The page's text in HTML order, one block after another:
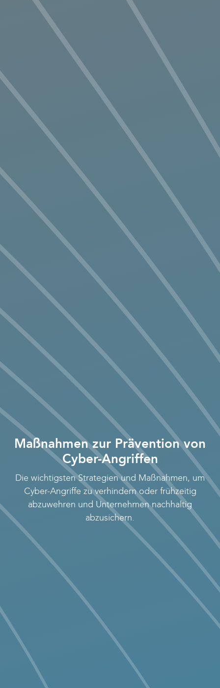
Maßnahmen zur Prävention von
Cyber-Angriffen
Die wichtigsten Strategien und Maßnahmen, um
Cyber-Angriffe zu verhindern oder frühzeitig
abzuwehren und Unternehmen nachhaltig
abzusichern.